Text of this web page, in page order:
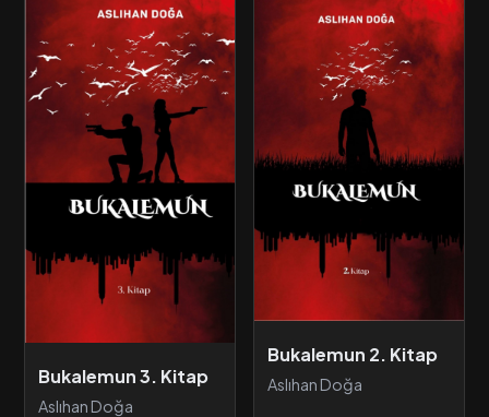
Bukalemun 3. Kitap
Aslıhan Doğa
Bukalemun 2. Kitap
Aslıhan Doğa